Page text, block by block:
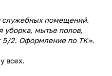
служебных помещений.
уборка, мытье полов,
5/2. Оформление по ТК».
всех.